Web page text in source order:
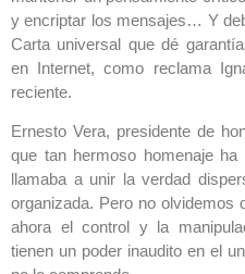
y encriptar los mensajes… Y
Carta universal que dé
en Internet, como reclama
reciente.
Ernesto Vera, presidente de
que tan hermoso homenaje
llamaba a unir la verdad
organizada. Pero no olvidemos
ahora el control y la
tienen un poder inaudito en el